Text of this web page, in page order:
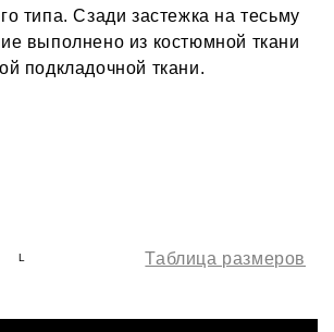
типа. Сзади застежка на тесьму
выполнено из костюмной ткани
подкладочной ткани.
L Таблица размеров